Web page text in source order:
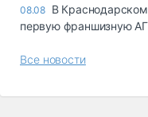
08.08 В
первую франшизную
Все новости